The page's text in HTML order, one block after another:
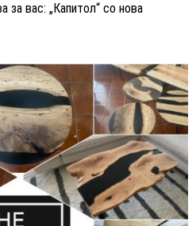
за вас: „Капитол“ со нова